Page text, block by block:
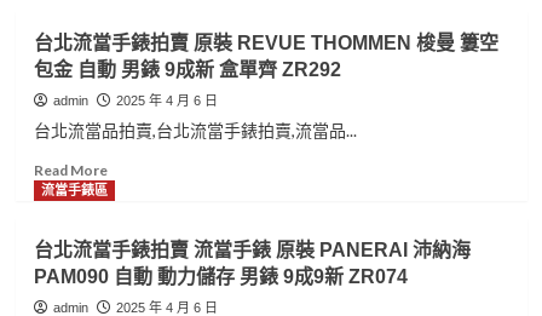
永
順
腕
錶
｜
台
中
在
專
業，
南
投
台北流當手錶拍賣 原裝 REVUE THOMMEN 梭曼 簍空
包金 自動 男錶 9成新 盒單齊 ZR292
admin 2025 年 4 月 6 日
台北流當品拍賣,台北流當手錶拍賣,流當品...
Read MoreRead
more
台
北
流
當
流當手錶區
台北流當手錶拍賣 流當手錶 原裝 PANERAI 沛納海
PAM090 自動 動力儲存 男錶 9成9新 ZR074
admin 2025 年 4 月 6 日